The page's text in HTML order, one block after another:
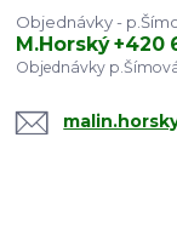
Objednávky -
M.Horský +420
Objednávky